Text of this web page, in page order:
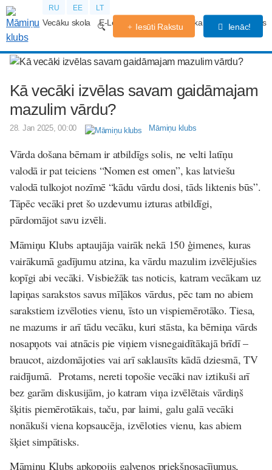
RU EE LT
Vecāku skola E-Lekcijas Grūtniecības kalendārs Forums
Iesūti Rakstu Ienāc!
Kā vecāki izvēlas savam gaidāmajam
mazulim vārdu?
28. Jan 2025, 00:00 Māmiņu klubs
Vārda došana bērnam ir atbildīgs solis, ne velti latīņu
valodā ir pat teiciens “Nomen est omen”, kas latviešu
valodā tulkojot nozīmē “kādu vārdu dosi, tāds liktenis būs”.
Tāpēc vecāki pret šo uzdevumu izturas atbildīgi,
pārdomājot savu izvēli.
Māmiņu Klubs aptaujāja vairāk nekā 150 ģimenes, kuras
vairākumā gadījumu atzina, ka vārdu mazulim izvēlējušies
kopīgi abi vecāki. Visbiežāk tas noticis, katram vecākam uz
lapiņas sarakstos savus mīļākos vārdus, pēc tam no abiem
sarakstiem izvēloties vienu, īsto un vispiemērotāko. Tiesa,
ne mazums ir arī tādu vecāku, kuri stāsta, ka bērniņa vārds
nosapņots vai atnācis pie viņiem visnegaidītākajā brīdī –
braucot, aizdomājoties vai arī saklausīts kādā dziesmā, TV
raidījumā. Protams, nereti topošie vecāki nav iztikuši arī
bez garām diskusijām, jo katram viņa izvēlētais vārdiņš
šķitis piemērotākais, taču, par laimi, galu galā vecāki
nonākuši viena kopsaucēja, izvēloties vienu, kas abiem
šķiet simpātisks.
Māmiņu Klubs apkopojis galvenos priekšnosacījumus,